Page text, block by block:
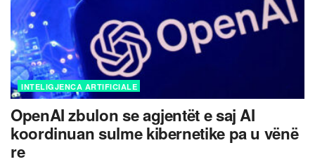
INTELIGJENCA ARTIFICIALE
OpenAI zbulon se agjentët e saj AI
koordinuan sulme kibernetike pa u vënë
re